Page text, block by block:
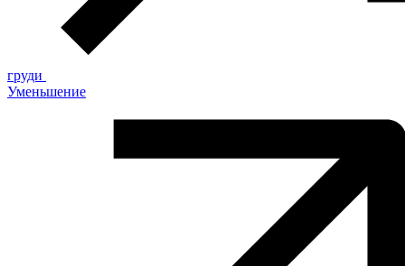
груди
Уменьшение